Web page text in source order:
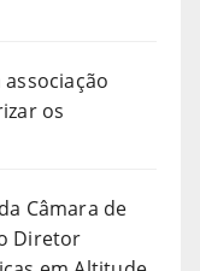
os
Câmara de
Diretor